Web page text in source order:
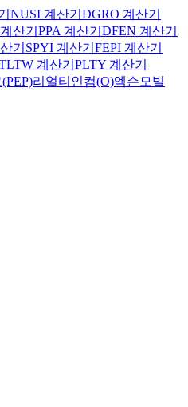
NUSI 계산기 DGRO 계산기
계산기 PPA 계산기 DFEN 계산기
기 SPYI 계산기 FEPI 계산기
계산기 PLTY 계산기
리얼티인컴(O)엑슨모빌